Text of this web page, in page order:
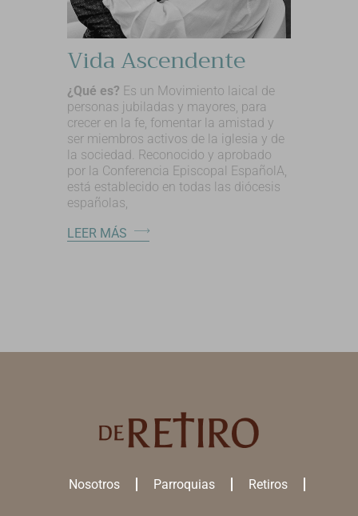
Vida Ascendente
¿Qué es? Es un Movimiento laical de
personas jubiladas y mayores, para
crecer en la fe, fomentar la amistad y
ser miembros activos de la iglesia y de
la sociedad. Reconocido y aprobado
por la Conferencia Episcopal EspañolA,
está establecido en todas las diócesis
españolas,
LEER MÁS
Nosotros Parroquias Retiros